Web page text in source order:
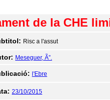
de la CHE
Risc a l'assut
Meseguer, Ã”.
l'Ebre
23/10/2015